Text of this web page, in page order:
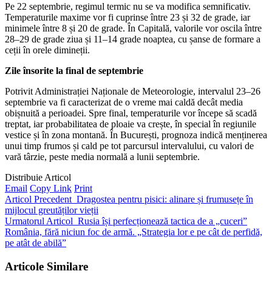
Pe 22 septembrie, regimul termic nu se va modifica semnificativ.
Temperaturile maxime vor fi cuprinse între 23 și 32 de grade, iar
minimele între 8 și 20 de grade. În Capitală, valorile vor oscila între
28–29 de grade ziua și 11–14 grade noaptea, cu șanse de formare a
ceții în orele dimineții.
Zile însorite la final de septembrie
Potrivit Administrației Naționale de Meteorologie, intervalul 23–26
septembrie va fi caracterizat de o vreme mai caldă decât media
obișnuită a perioadei. Spre final, temperaturile vor începe să scadă
treptat, iar probabilitatea de ploaie va crește, în special în regiunile
vestice și în zona montană. În București, prognoza indică menținerea
unui timp frumos și cald pe tot parcursul intervalului, cu valori de
vară târzie, peste media normală a lunii septembrie.
Distribuie Articol
Email Copy Link Print
Articol Precedent Dragostea pentru pisici: alinare și frumusețe în
mijlocul greutăților vieții
Urmatorul Articol Rusia își perfecționează tactica de a „cuceri”
România, fără niciun foc de armă. „Strategia lor e pe cât de perfidă,
pe atât de abilă”
Articole Similare